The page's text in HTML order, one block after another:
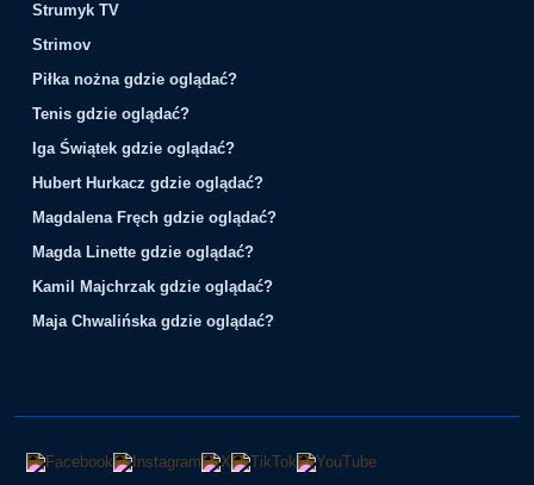
Strumyk TV
Strimov
Piłka nożna gdzie oglądać?
Tenis gdzie oglądać?
Iga Świątek gdzie oglądać?
Hubert Hurkacz gdzie oglądać?
Magdalena Fręch gdzie oglądać?
Magda Linette gdzie oglądać?
Kamil Majchrzak gdzie oglądać?
Maja Chwalińska gdzie oglądać?